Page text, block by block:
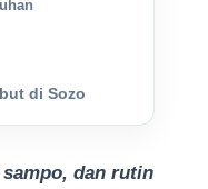
di Sozo
dan rutin